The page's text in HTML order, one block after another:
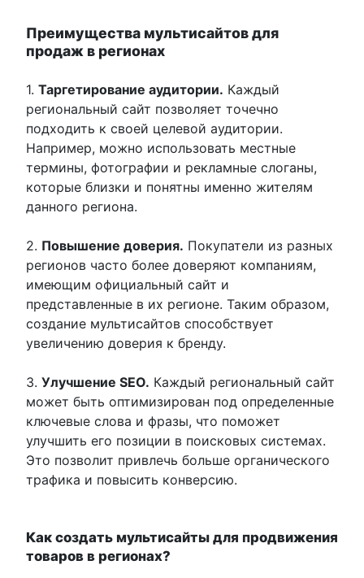
Преимущества мультисайтов для
продаж в регионах
1. Таргетирование аудитории. Каждый
региональный сайт позволяет точечно
подходить к своей целевой аудитории.
Например, можно использовать местные
термины, фотографии и рекламные слоганы,
которые близки и понятны именно жителям
данного региона.
2. Повышение доверия. Покупатели из разных
регионов часто более доверяют компаниям,
имеющим официальный сайт и
представленные в их регионе. Таким образом,
создание мультисайтов способствует
увеличению доверия к бренду.
3. Улучшение SEO. Каждый региональный сайт
может быть оптимизирован под определенные
ключевые слова и фразы, что поможет
улучшить его позиции в поисковых системах.
Это позволит привлечь больше органического
трафика и повысить конверсию.
Как создать мультисайты для продвижения
товаров в регионах?